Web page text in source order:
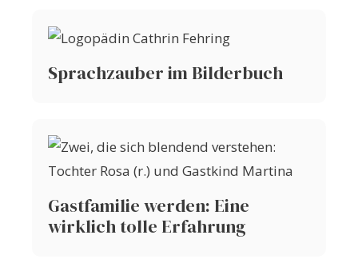
Sprachzauber im Bilderbuch
Gastfamilie werden: Eine
wirklich tolle Erfahrung